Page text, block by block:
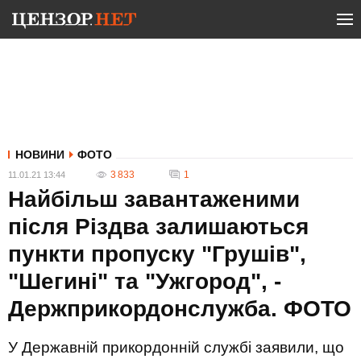
НОВИНИ ФОТО
11.01.21 13:44 3 833 1
Найбільш завантаженими
після Різдва залишаються
пункти пропуску "Грушів",
"Шегині" та "Ужгород", -
Держприкордонслужба. ФОТО
У Державній прикордонній службі заявили, що